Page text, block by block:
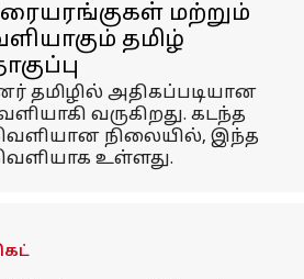
மற்றும்
தமிழ்
தமிழில் அதிகப்படியான
வருகிறது. கடந்த
நிலையில், இந்த
உள்ளது.